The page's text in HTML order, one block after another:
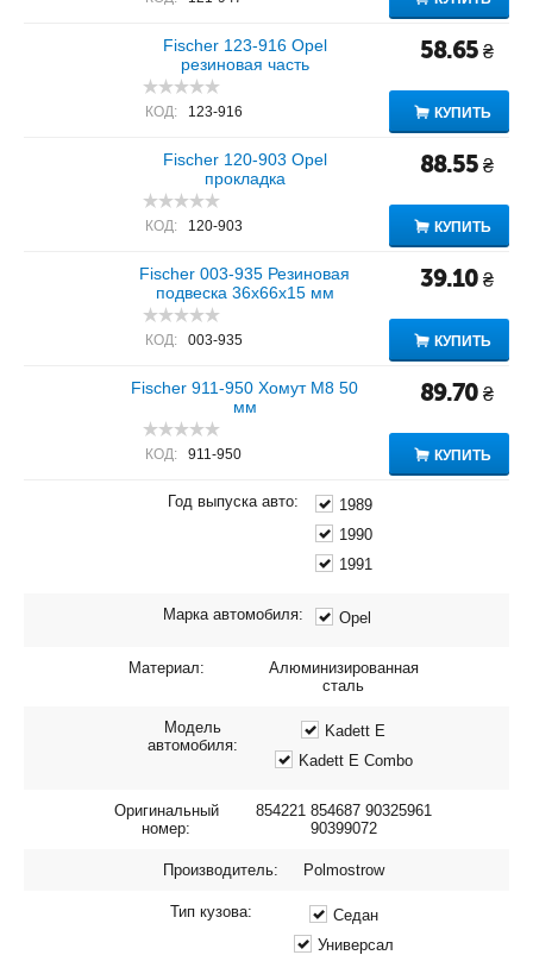
Fischer 123-916 Opel
резиновая часть
КОД: 123-916
58.65 ₴
КУПИТЬ
Fischer 120-903 Opel
прокладка
КОД: 120-903
88.55 ₴
КУПИТЬ
Fischer 003-935 Резиновая
подвеска 36x66x15 мм
КОД: 003-935
39.10 ₴
КУПИТЬ
Fischer 911-950 Хомут M8 50
мм
КОД: 911-950
89.70 ₴
КУПИТЬ
Год выпуска авто:
1989
1990
1991
Марка автомобиля: Opel
Материал:
Алюминизированная
сталь
Модель
автомобиля:
Kadett E
Kadett E Combo
Оригинальный
номер:
854221 854687 90325961
90399072
Производитель: Polmostrow
Тип кузова:
Седан
Универсал